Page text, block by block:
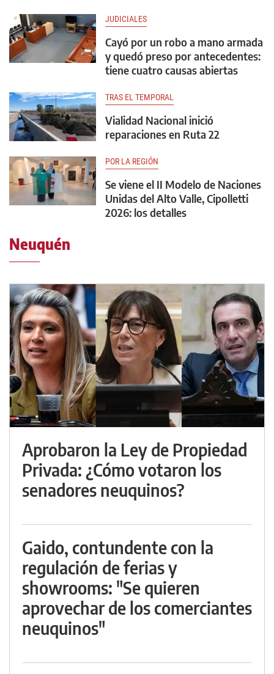
JUDICIALES
Cayó por un robo a mano armada
y quedó preso por antecedentes:
tiene cuatro causas abiertas
TRAS EL TEMPORAL
Vialidad Nacional inició
reparaciones en Ruta 22
POR LA REGIÓN
Se viene el II Modelo de Naciones
Unidas del Alto Valle, Cipolletti
2026: los detalles
Neuquén
Aprobaron la Ley de Propiedad
Privada: ¿Cómo votaron los
senadores neuquinos?
Gaido, contundente con la
regulación de ferias y
showrooms: "Se quieren
aprovechar de los comerciantes
neuquinos"